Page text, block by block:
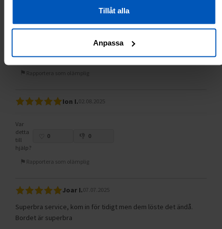
Tillåt alla
Anpassa
hjälp?
Rapportera som olämplig
Ion I.02.08.2025
Var
detta
till
hjälp?
0 0
Rapportera som olämplig
Joar I.07.07.2025
Superbra service, kom in för tidigt men dem löste det ändå.
Bordet är superbra